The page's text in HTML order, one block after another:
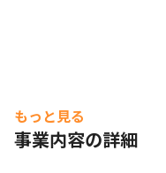
もっと見る
事業内容の詳細